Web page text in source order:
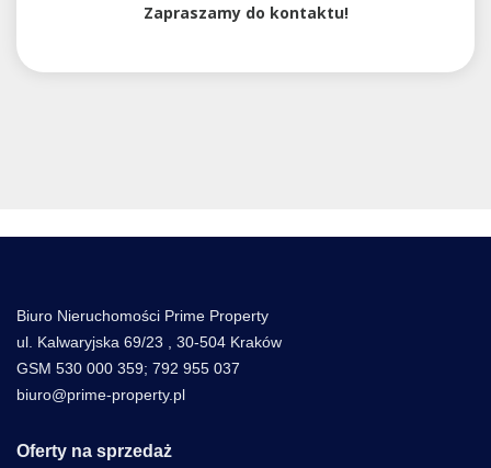
Zapraszamy do kontaktu!
Biuro Nieruchomości Prime Property
ul. Kalwaryjska 69/23 , 30-504 Kraków
GSM 530 000 359; 792 955 037
biuro@prime-property.pl
Oferty na sprzedaż